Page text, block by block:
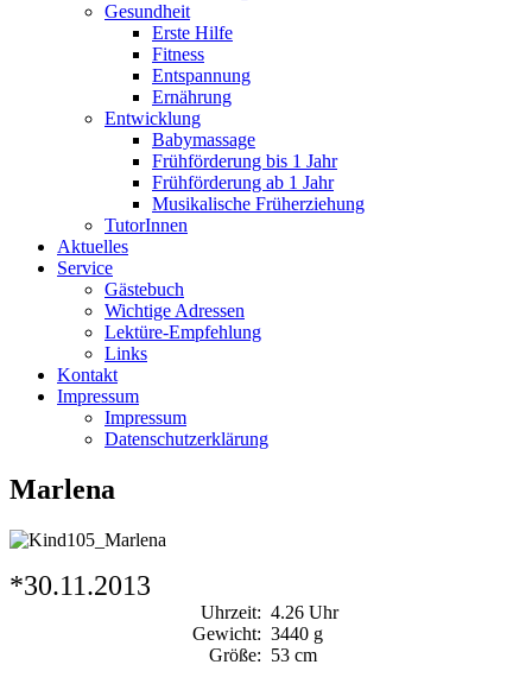
Gesundheit
Erste Hilfe
Fitness
Entspannung
Ernährung
Entwicklung
Babymassage
Frühförderung bis 1 Jahr
Frühförderung ab 1 Jahr
Musikalische Früherziehung
TutorInnen
Aktuelles
Service
Gästebuch
Wichtige Adressen
Lektüre-Empfehlung
Links
Kontakt
Impressum
Impressum
Datenschutzerklärung
Marlena
*30.11.2013
Uhrzeit: 4.26 Uhr
Gewicht: 3440 g
Größe: 53 cm